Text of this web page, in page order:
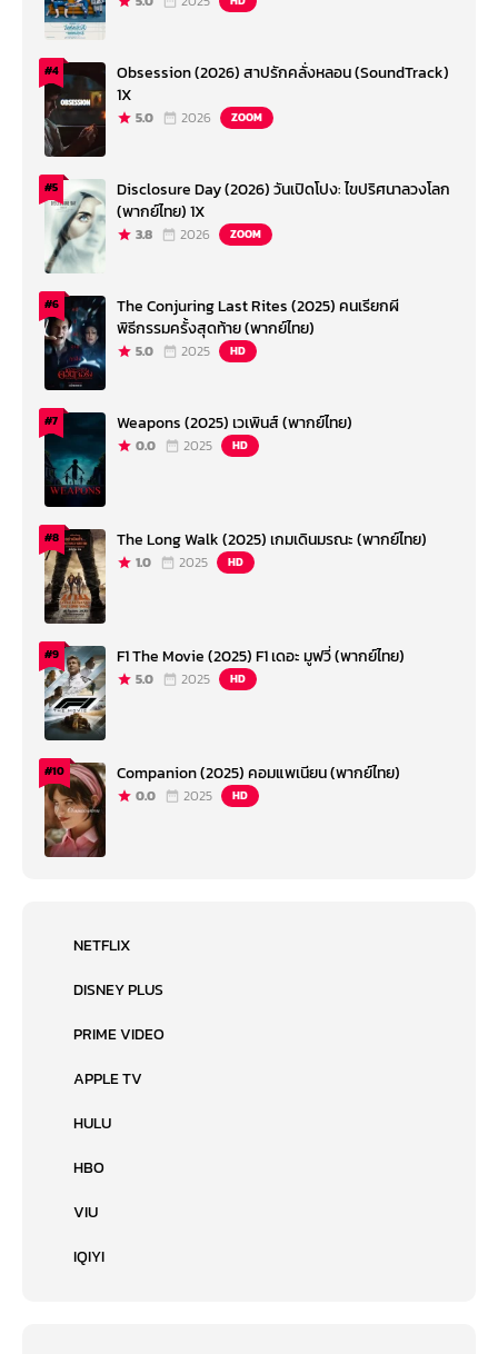
#4
Obsession (2026) สาปรักคลั่งหลอน (SoundTrack)
1X
5.0 2026 ZOOM
#5
Disclosure Day (2026) วันเปิดโปง: ไขปริศนาลวงโลก
(พากย์ไทย) 1X
3.8 2026 ZOOM
#6
The Conjuring Last Rites (2025) คนเรียกผี
พิธีกรรมครั้งสุดท้าย (พากย์ไทย)
5.0 2025 HD
#7 Weapons (2025) เวเพินส์ (พากย์ไทย)
0.0 2025 HD
#8 The Long Walk (2025) เกมเดินมรณะ (พากย์ไทย)
1.0 2025 HD
#9 F1 The Movie (2025) F1 เดอะ มูฟวี่ (พากย์ไทย)
5.0 2025 HD
#10 Companion (2025) คอมแพเนียน (พากย์ไทย)
0.0 2025 HD
NETFLIX
DISNEY PLUS
PRIME VIDEO
APPLE TV
HULU
HBO
VIU
IQIYI